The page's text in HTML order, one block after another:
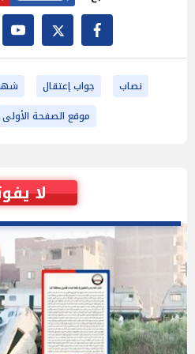
نصاب جواب إعتقال
موقع الصفحة الأولى
لا